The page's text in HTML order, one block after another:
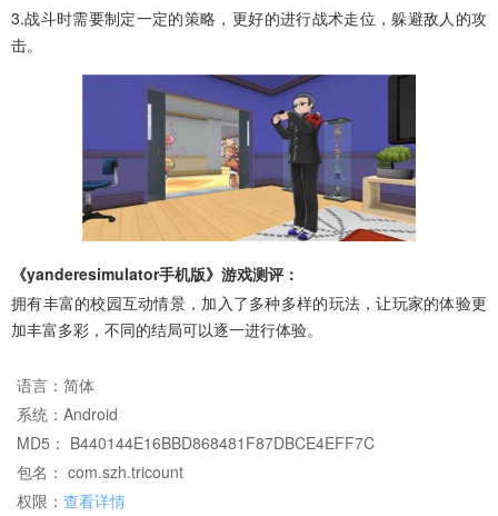
3.战斗时需要制定一定的策略，更好的进行战术走位，躲避敌人的攻
击。
《yanderesimulator手机版》游戏测评：
拥有丰富的校园互动情景，加入了多种多样的玩法，让玩家的体验更
加丰富多彩，不同的结局可以逐一进行体验。
语言： 简体
系统： Android
MD5： B440144E16BBD868481F87DBCE4EFF7C
包名： com.szh.tricount
权限： 查看详情